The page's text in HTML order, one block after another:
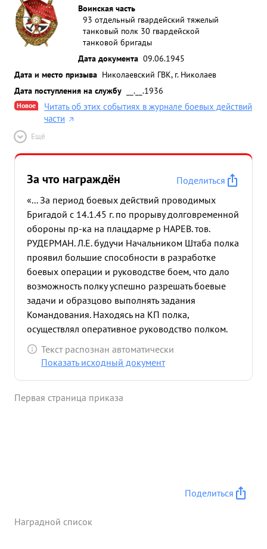
Воинская часть
93 отдельный гвардейский тяжелый
танковый полк 30 гвардейской
танковой бригады
Дата документа 09.06.1945
Дата и место призыва Николаевский ГВК, г. Николаев
Дата поступления на службу
__.__.1936
Новое
Читать об этих событиях в журнале боевых действий
части
Ещё
За что награждён
Поделиться
«... За период боевых действий проводимых
Бригадой с 14.1.45 г. по прорыву долговременной
обороны пр-ка на плацдарме р НАРЕВ. тов.
РУДЕРМАН. Л.Е. будучи Начальником Штаба полка
проявил большие способности в разработке
боевых операции и руководстве боем, что дало
возможность полку успешно разрешать боевые
задачи и образцово выполнять задания
Командования. Находясь на КП полка,
осуществлял оперативное руководство полком.
быстро отдавал четко отработанные приказания.
в бою по овладению опорными пунктами пр-ка -
ра полка и в преследовании пр-ка показал
разгром немцев и мужественные действия умелое
героизм проявленные в боях. ...»
Текст распознан автоматически
Показать исходный документ
Первая страница приказа
Поделиться
Наградной список